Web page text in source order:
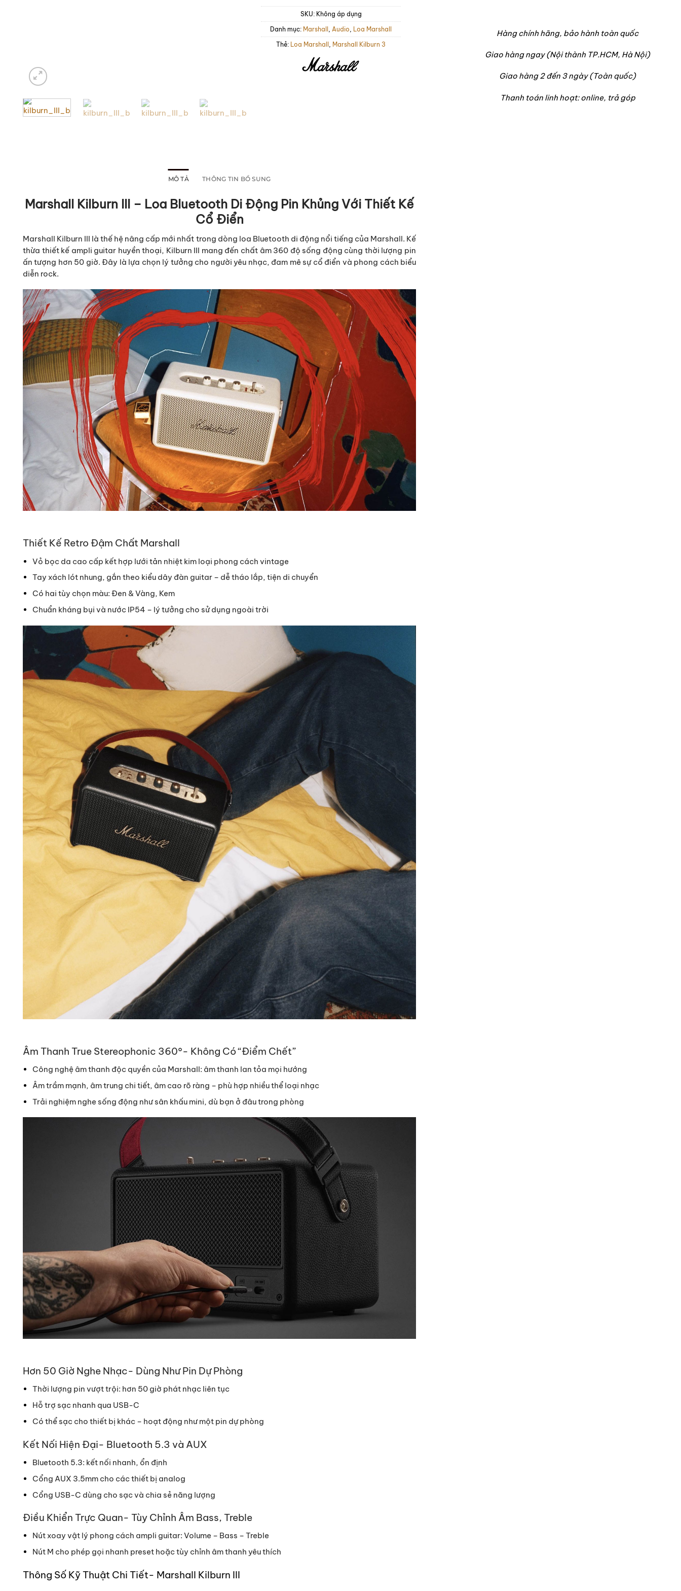
SKU: Không áp dụng
Danh mục: Marshall ,Audio, Loa Marshall
Thẻ: Loa Marshall , Marshall Kilburn 3
MÔ TẢ THÔNG TIN BỔ SUNG
Marshall Kilburn III – Loa Bluetooth Di Động Pin Khủng Với Thiết Kế
Cổ Điển
Marshall Kilburn III là thế hệ nâng cấp mới nhất trong dòng loa Bluetooth di động nổi tiếng của Marshall. Kế
thừa thiết kế ampli guitar huyền thoại, Kilburn III mang đến chất âm 360 độ sống động cùng thời lượng pin
ấn tượng hơn 50 giờ. Đây là lựa chọn lý tưởng cho người yêu nhạc, đam mê sự cổ điển và phong cách biểu
diễn rock.
Thiết Kế Retro Đậm Chất Marshall
Vỏ bọc da cao cấp kết hợp lưới tản nhiệt kim loại phong cách vintage
Tay xách lót nhung, gắn theo kiểu dây đàn guitar – dễ tháo lắp, tiện di chuyển
Có hai tùy chọn màu: Đen & Vàng, Kem
Chuẩn kháng bụi và nước IP54 – lý tưởng cho sử dụng ngoài trời
Âm Thanh True Stereophonic 360°- Không Có “Điểm Chết”
Công nghệ âm thanh độc quyền của Marshall: âm thanh lan tỏa mọi hướng
Âm trầm mạnh, âm trung chi tiết, âm cao rõ ràng – phù hợp nhiều thể loại nhạc
Trải nghiệm nghe sống động như sân khấu mini, dù bạn ở đâu trong phòng
Hơn 50 Giờ Nghe Nhạc- Dùng Như Pin Dự Phòng
Thời lượng pin vượt trội: hơn 50 giờ phát nhạc liên tục
Hỗ trợ sạc nhanh qua USB-C
Có thể sạc cho thiết bị khác – hoạt động như một pin dự phòng
Kết Nối Hiện Đại- Bluetooth 5.3 và AUX
Bluetooth 5.3: kết nối nhanh, ổn định
Cổng AUX 3.5mm cho các thiết bị analog
Cổng USB-C dùng cho sạc và chia sẻ năng lượng
Điều Khiển Trực Quan- Tùy Chỉnh Âm Bass, Treble
Nút xoay vật lý phong cách ampli guitar: Volume – Bass – Treble
Nút M cho phép gọi nhanh preset hoặc tùy chỉnh âm thanh yêu thích
Thông Số Kỹ Thuật Chi Tiết- Marshall Kilburn III
Hàng chính hãng, bảo hành toàn quốc
Giao hàng ngay (Nội thành TP.HCM, Hà Nội)
Giao hàng 2 đến 3 ngày (Toàn quốc)
Thanh toán linh hoạt: online, trả góp